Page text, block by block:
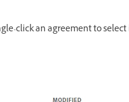
click an agreement to